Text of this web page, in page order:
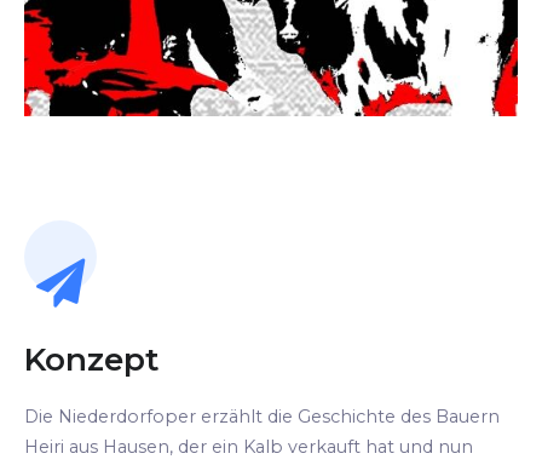
Konzept
Die Niederdorfoper erzählt die Geschichte des Bauern
Heiri aus Hausen, der ein Kalb verkauft hat und nun